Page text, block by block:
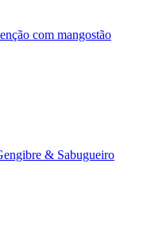
com mangostão
& Sabugueiro